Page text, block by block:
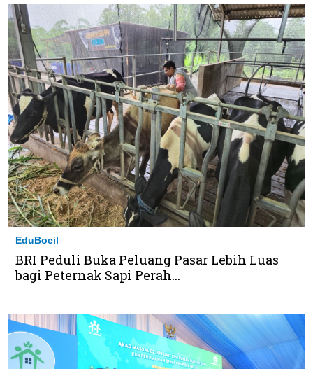
EduBocil
BRI Peduli Buka Peluang Pasar Lebih Luas
bagi Peternak Sapi Perah...